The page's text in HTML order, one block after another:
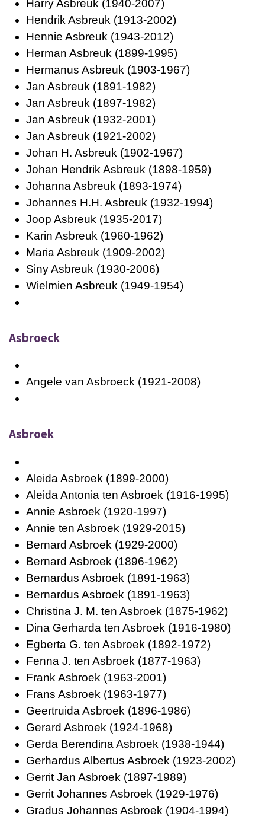
Harry Asbreuk (1940-2007)
Hendrik Asbreuk (1913-2002)
Hennie Asbreuk (1943-2012)
Herman Asbreuk (1899-1995)
Hermanus Asbreuk (1903-1967)
Jan Asbreuk (1891-1982)
Jan Asbreuk (1897-1982)
Jan Asbreuk (1932-2001)
Jan Asbreuk (1921-2002)
Johan H. Asbreuk (1902-1967)
Johan Hendrik Asbreuk (1898-1959)
Johanna Asbreuk (1893-1974)
Johannes H.H. Asbreuk (1932-1994)
Joop Asbreuk (1935-2017)
Karin Asbreuk (1960-1962)
Maria Asbreuk (1909-2002)
Siny Asbreuk (1930-2006)
Wielmien Asbreuk (1949-1954)
Asbroeck
Angele van Asbroeck (1921-2008)
Asbroek
Aleida Asbroek (1899-2000)
Aleida Antonia ten Asbroek (1916-1995)
Annie Asbroek (1920-1997)
Annie ten Asbroek (1929-2015)
Bernard Asbroek (1929-2000)
Bernard Asbroek (1896-1962)
Bernardus Asbroek (1891-1963)
Bernardus Asbroek (1891-1963)
Christina J. M. ten Asbroek (1875-1962)
Dina Gerharda ten Asbroek (1916-1980)
Egberta G. ten Asbroek (1892-1972)
Fenna J. ten Asbroek (1877-1963)
Frank Asbroek (1963-2001)
Frans Asbroek (1963-1977)
Geertruida Asbroek (1896-1986)
Gerard Asbroek (1924-1968)
Gerda Berendina Asbroek (1938-1944)
Gerhardus Albertus Asbroek (1923-2002)
Gerrit Jan Asbroek (1897-1989)
Gerrit Johannes Asbroek (1929-1976)
Gradus Johannes Asbroek (1904-1994)